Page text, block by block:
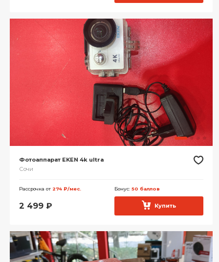
Фотоаппарат EKEN 4k ultra
Сочи
Рассрочка от 274 ₽/мес. Бонус: 50 баллов
2 499 ₽ Купить